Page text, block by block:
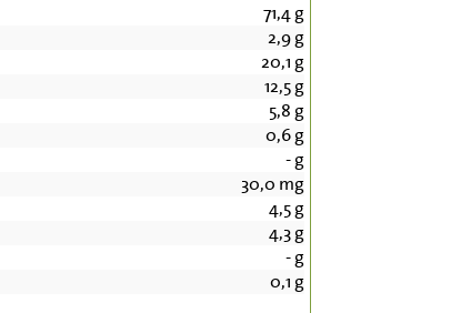
71,4g
2,9g
20,1 g
12,5g
5,8 g
0,6g
-g
30,0 mg
4,5g
4,3g
-g
0,1 g